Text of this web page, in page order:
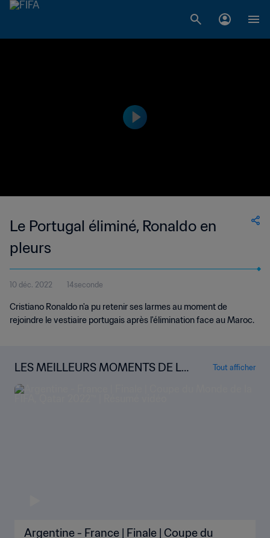
Le Portugal éliminé, Ronaldo en
pleurs
10 déc. 2022 14seconde
Cristiano Ronaldo n'a pu retenir ses larmes au moment de
rejoindre le vestiaire portugais après l'élimination face au Maroc.
LES MEILLEURS MOMENTS DE LA
COUPE DU MONDE
Tout afficher
Argentine - France | Finale | Coupe du